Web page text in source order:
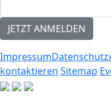
ImpressumDatenschutz
kontaktieren Sitemap